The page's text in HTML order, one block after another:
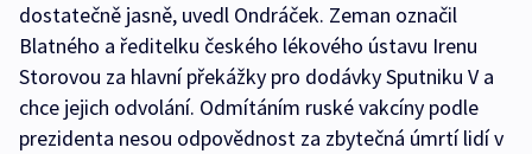
dostatečně jasně, uvedl Ondráček. Zeman označil
Blatného a ředitelku českého lékového ústavu Irenu
Storovou za hlavní překážky pro dodávky Sputniku V a
chce jejich odvolání. Odmítáním ruské vakcíny podle
prezidenta nesou odpovědnost za zbytečná úmrtí lidí v